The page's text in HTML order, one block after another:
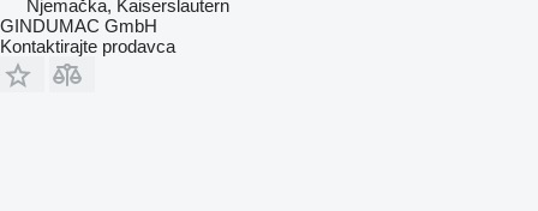
Njemačka, Kaiserslautern
GINDUMAC GmbH
Kontaktirajte prodavca